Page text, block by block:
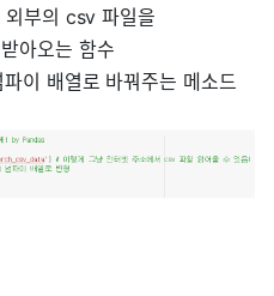
외부의 csv 파일을
아오는 함수
파이 배열로 바꿔주는 메소드